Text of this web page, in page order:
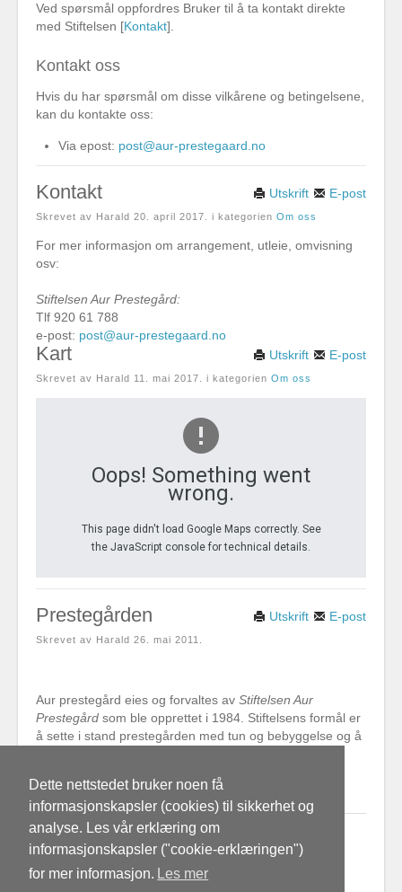
Dette nettstedet bruker noen få
informasjonskapsler (cookies) til sikkerhet og
analyse. Les vår erklæring om
informasjonskapsler ("cookie-erklæringen")
for mer informasjon. Les mer
Ved spørsmål oppfordres Bruker til å ta kontakt direkte
med Stiftelsen [Kontakt].
Kontakt oss
Hvis du har spørsmål om disse vilkårene og betingelsene,
kan du kontakte oss:
Via epost: post@aur-prestegaard.no
E-post
Utskrift
Kontakt
Skrevet av Harald 20. april 2017 . i kategorien Om oss
For mer informasjon om arrangement, utleie, omvisning
osv:
Stiftelsen Aur Prestegård:
Tlf 920 61 788
e-post: post@aur-prestegaard.no
E-post
Utskrift
Kart
Skrevet av Harald 11. mai 2017 . i kategorien Om oss
Oops! Something went
wrong.
This page didn't load Google Maps correctly. See
the JavaScript console for technical details.
E-post
Utskrift
Prestegården
Skrevet av Harald 26. mai 2011
Aur prestegård eies og forvaltes av Stiftelsen Aur
Prestegård som ble opprettet i 1984. Stiftelsens formål er
å sette i stand prestegården med tun og bebyggelse og å
Les mer …
Flere artikler …
Stiftelsen Aur Prestegård 40år 2024